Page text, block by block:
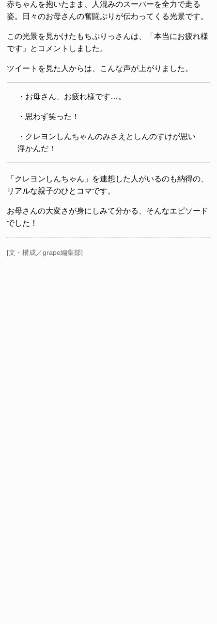
赤ちゃんを抱いたまま、人混みのスーパーを全力で走る
姿。日々のお母さんの奮闘ぶりが伝わってくる光景です。
この光景を見かけたもちぷりっさんは、「本当にお疲れ様
です」とコメントしました。
ツイートを見た人からは、こんな声が上がりました。
・お母さん、お疲れ様です…。
・思わず笑った！
・クレヨンしんちゃんのみさえとしんのすけが思い
浮かんだ！
「クレヨンしんちゃん」を連想した人がいるのも納得の、
リアルな親子のひとコマです。
お母さんの大変さが身にしみて分かる、そんなエピソード
でした！
[文・構成／grape編集部]